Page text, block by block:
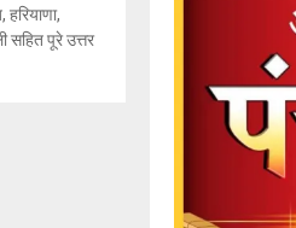
हरियाणा,
सहित पूरे उत्तर